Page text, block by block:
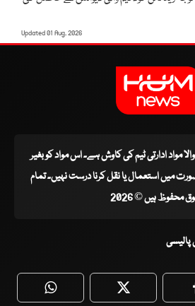
Updated 01 Aug, 2026
مواد ادارتی ٹیم کی کاوش ہے۔ اس مواد کو بغیر
میں استعمال یا نقل کرنا درست نہیں۔ تمام
محفوظ ہیں © 2026
پالیسی
WhatsApp Twitter